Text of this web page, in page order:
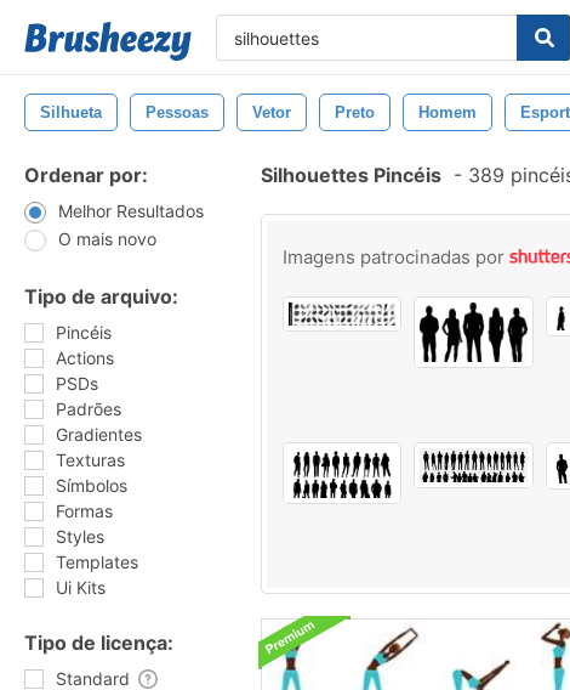
Silhueta Pessoas Vetor Preto Homem
Ordenar por:
Melhor Resultados
O mais novo
Tipo de arquivo:
Pincéis
Actions
PSDs
Padrões
Gradientes
Texturas
Símbolos
Formas
Styles
Templates
Ui Kits
Tipo de licença:
Standard
Silhouettes Pincéis - 389
Imagens patrocinadas por